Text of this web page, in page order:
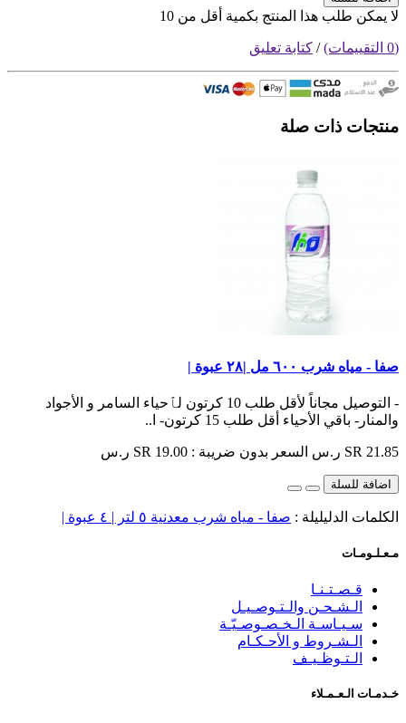
لا يمكن طلب هذا المنتج بكمية أقل من 10
(0 التقييمات) / كتابة تعليق
منتجات ذات صلة
صفا - مياه شرب ٦٠٠ مل |٢٨ عبوة |
- التوصيل مجاناً لأقل طلب 10 كرتون لٱحياء السامر و الأجواد
والمنار- باقي الأحياء أقل طلب 15 كرتون- ا..
SR 21.85 ر.س السعر بدون ضريبة : SR 19.00 ر.س
اضافة للسلة
الكلمات الدليليلة : صفا - مياه شرب معدنية ٥ لتر | ٤ عبوة |
مـعـلـومـات
قـصـتـنـا
الـشـحـن والـتـوصـيـل
سـيـاسـة الـخـصـوصـيّـة
الـشـروط و الأحـكـام
الـتـوظـيـف
خـدمـات الـعـمـلاء